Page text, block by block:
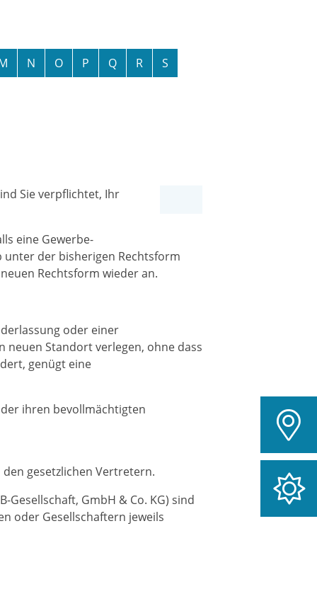
N O P Q R S
Sie verpflichtet, Ihr
eine Gewerbe-
unter der bisherigen Rechtsform
Rechtsform wieder an.
oder einer
neuen Standort verlegen, ohne dass
genügt eine
ihren bevollmächtigten
den gesetzlichen Vertretern.
Gesellschaft, GmbH & Co. KG) sind
oder Gesellschaftern jeweils